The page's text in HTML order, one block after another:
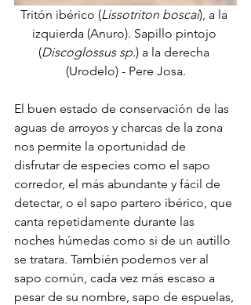
Tritón ibérico (Lissotriton boscai), a la
izquierda (Anuro). Sapillo pintojo
(Discoglossus sp.) a la derecha
(Urodelo) - Pere Josa.
El buen estado de conservación de las
aguas de arroyos y charcas de la zona
nos permite la oportunidad de
disfrutar de especies como el sapo
corredor, el más abundante y fácil de
detectar, o el sapo partero ibérico, que
canta repetidamente durante las
noches húmedas como si de un autillo
se tratara. También podemos ver al
sapo común, cada vez más escaso a
pesar de su nombre, sapo de espuelas,